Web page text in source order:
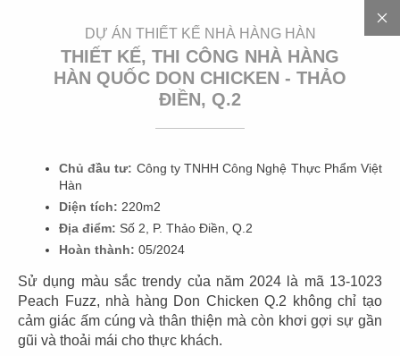
DỰ ÁN THIẾT KẾ NHÀ HÀNG HÀN
THIẾT KẾ, THI CÔNG NHÀ HÀNG
HÀN QUỐC DON CHICKEN - THẢO
ĐIỀN, Q.2
Chủ đầu tư: Công ty TNHH Công Nghệ Thực Phẩm Việt
Hàn
Diện tích: 220m2
Địa điểm: Số 2, P. Thảo Điền, Q.2
Hoàn thành: 05/2024
Sử dụng màu sắc trendy của năm 2024 là mã 13-1023
Peach Fuzz, nhà hàng Don Chicken Q.2 không chỉ tạo
cảm giác ấm cúng và thân thiện mà còn khơi gợi sự gần
gũi và thoải mái cho thực khách.
EN
00+ DỰ Á
01
HIGHLANDS
02
HIGHLANDS